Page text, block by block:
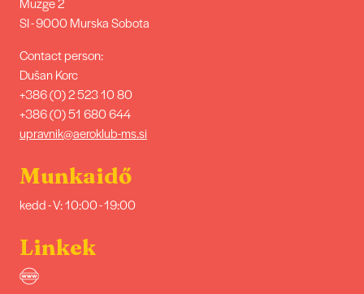
SI - 9000 Murska Sobota
Contact person:
Dušan Korc
+386 (0) 2 523 10 80
+386 (0) 51 680 644
upravnik@aeroklub-ms.si
Munkaidő
kedd - V: 10:00 - 19:00
Linkek